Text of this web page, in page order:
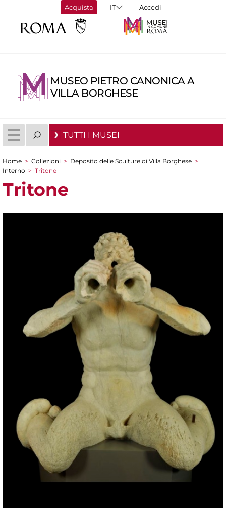
Acquista Accedi
MUSEO PIETRO CANONICA A
VILLA BORGHESE
TUTTI I MUSEI
Tu sei qui
Home > Collezioni > Deposito delle Sculture di Villa Borghese >
Interno > Tritone
Tritone